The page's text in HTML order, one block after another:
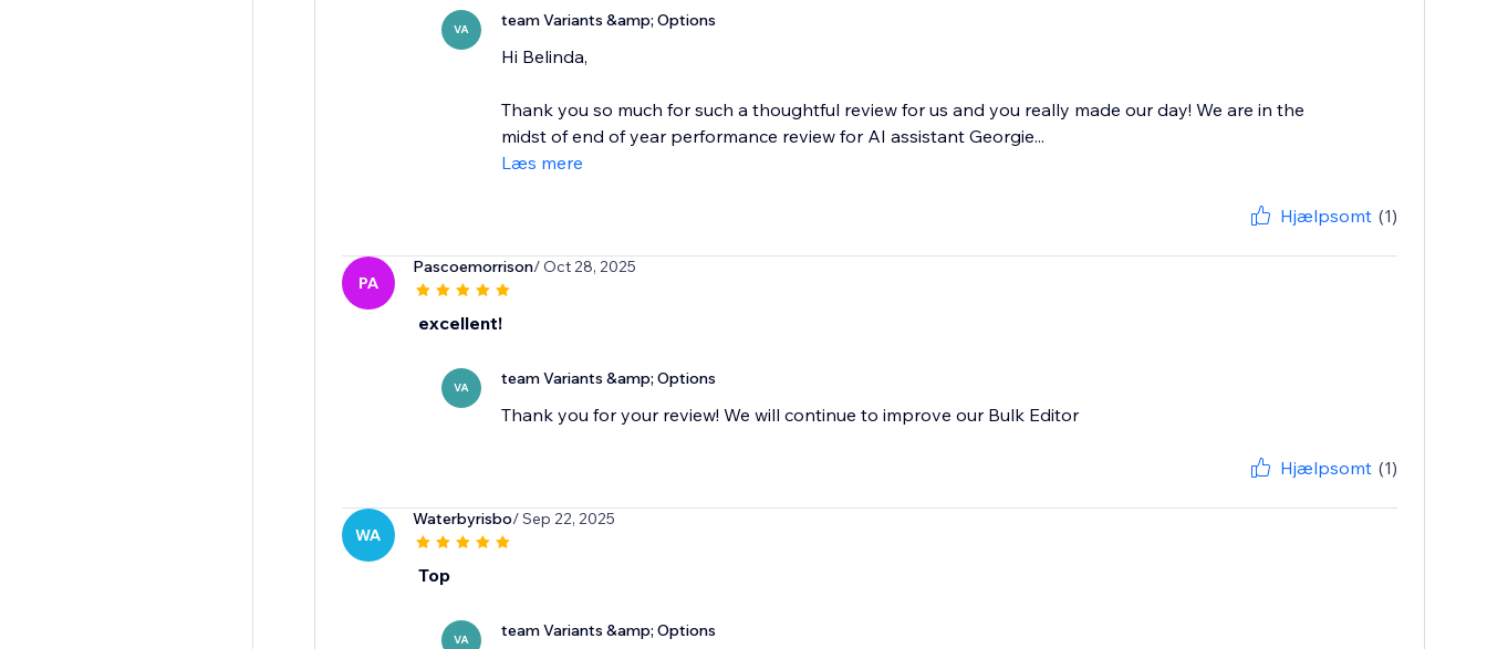
VA team Variants &amp; Options
Hi Belinda,
Thank you so much for such a thoughtful review for us and you really made our day! We are in the
midst of end of year performance review for AI assistant Georgie...
Læs mere
Hjælpsomt (1)
PA
Pascoemorrison/ Oct 28, 2025
excellent!
VA team Variants &amp; Options
Thank you for your review! We will continue to improve our Bulk Editor
Hjælpsomt (1)
WA
Waterbyrisbo/ Sep 22, 2025
Top
VA team Variants &amp; Options